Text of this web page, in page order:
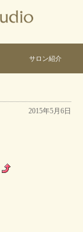
サロン紹介
2015年5月6日